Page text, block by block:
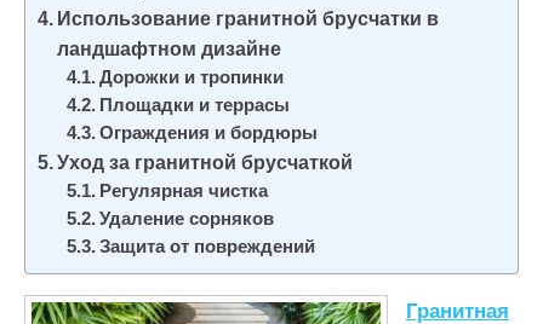
Использование гранитной брусчатки в
ландшафтном дизайне
Дорожки и тропинки
Площадки и террасы
Ограждения и бордюры
Уход за гранитной брусчаткой
Регулярная чистка
Удаление сорняков
Защита от повреждений
Гранитная